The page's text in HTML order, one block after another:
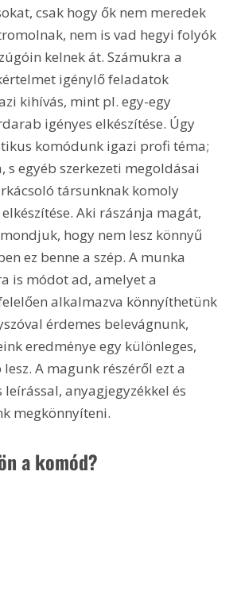
csak hogy ők nem meredek
nem is vad hegyi folyók
kelnek át. Számukra a
igénylő feladatok
kihívás, mint pl. egy-egy
igényes elkészítése. Úgy
komódunk igazi profi téma;
egyéb szerkezeti megoldásai
társunknak komoly
Aki rászánja magát,
hogy nem lesz könnyű
ez benne a szép. A munka
is módot ad, amelyet a
alkalmazva könnyíthetünk
érdemes belevágnunk,
eredménye egy különleges,
A magunk részéről ezt a
anyagjegyzékkel és
megkönnyíteni.
a komód?